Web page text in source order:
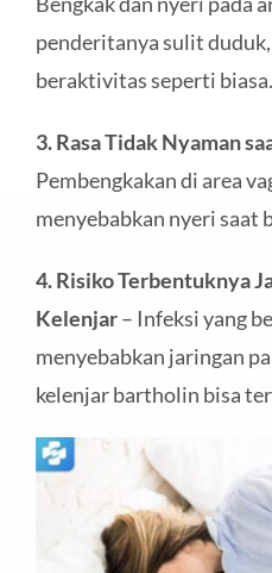
penderitanya sulit
beraktivitas seperti biasa.
3. Rasa Tidak Nyaman
Pembengkakan di area
menyebabkan nyeri saat
4. Risiko Terbentuknya
Kelenjar– Infeksi yang
menyebabkan jaringan
kelenjar bartholin bisa